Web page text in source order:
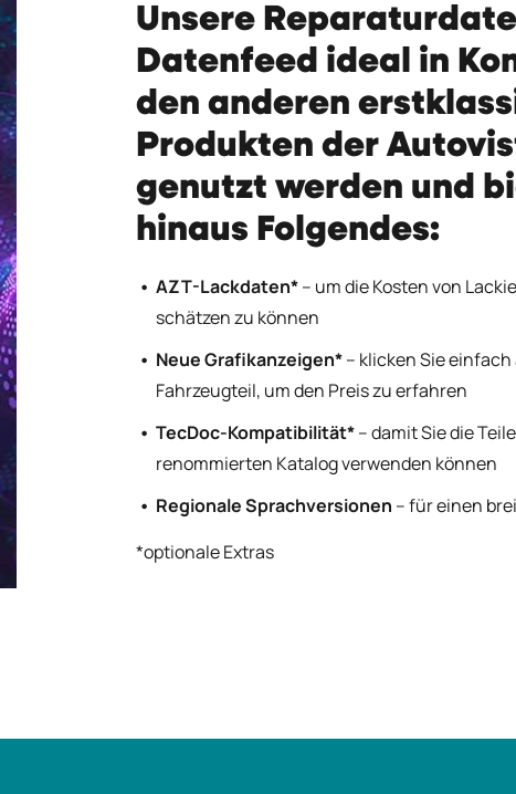
Unsere
Datenfeed ideal in
den anderen
Produkten der
genutzt werden und
hinaus Folgendes:
AZT-Lackdaten*– um die Kosten von
schätzen zu können
Neue Grafikanzeigen*– klicken Sie
Fahrzeugteil, um den Preis zu erfahren
TecDoc-Kompatibilität*– damit Sie die
renommierten Katalog verwenden können
Regionale Sprachversionen – für einen
*optionale Extras